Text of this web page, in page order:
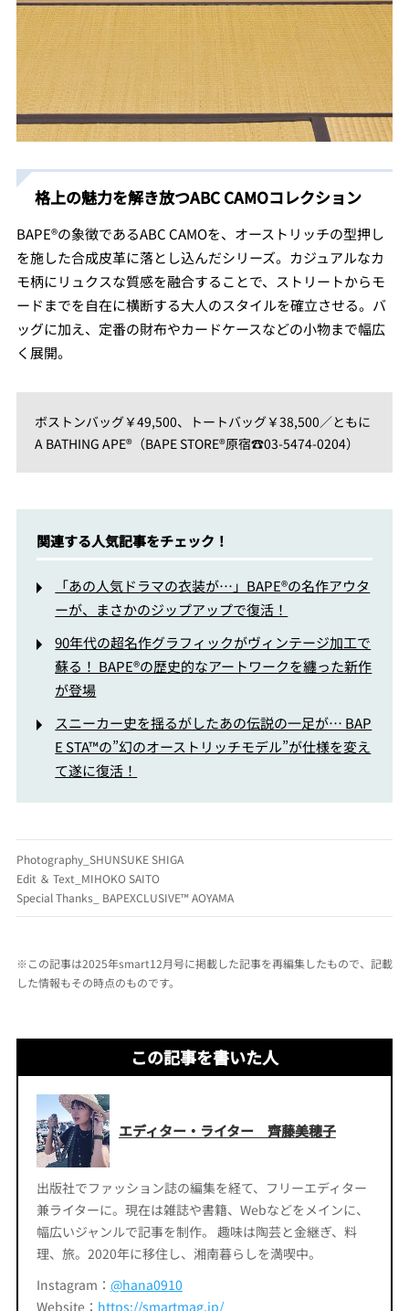
格上の魅力を解き放つABC CAMOコレクション
BAPE®の象徴であるABC CAMOを、オーストリッチの型押し
を施した合成皮革に落とし込んだシリーズ。カジュアルなカ
モ柄にリュクスな質感を融合することで、ストリートからモ
ードまでを自在に横断する大人のスタイルを確立させる。バ
ッグに加え、定番の財布やカードケースなどの小物まで幅広
く展開。
ボストンバッグ￥49,500、トートバッグ￥38,500／ともに
A BATHING APE®（BAPE STORE®原宿☎️03-5474-0204）
関連する人気記事をチェック！
「あの人気ドラマの衣装が…」BAPE®の名作アウタ
ーが、まさかのジップアップで復活！
90年代の超名作グラフィックがヴィンテージ加工で
蘇る！ BAPE®の歴史的なアートワークを纏った新作
が登場
スニーカー史を揺るがしたあの伝説の一足が… BAP
E STA™の”幻のオーストリッチモデル”が仕様を変え
て遂に復活！
Photography_SHUNSUKE SHIGA
Edit ＆ Text_MIHOKO SAITO
Special Thanks_ BAPEXCLUSIVE™ AOYAMA
※この記事は2025年smart12月号に掲載した記事を再編集したもので、記載
した情報もその時点のものです。
この記事を書いた人
エディター・ライター 齊藤美穂子
出版社でファッション誌の編集を経て、フリーエディター
兼ライターに。現在は雑誌や書籍、Webなどをメインに、
幅広いジャンルで記事を制作。 趣味は陶芸と金継ぎ、料
理、旅。2020年に移住し、湘南暮らしを満喫中。
Instagram： @hana0910
Website： https://smartmag.jp/